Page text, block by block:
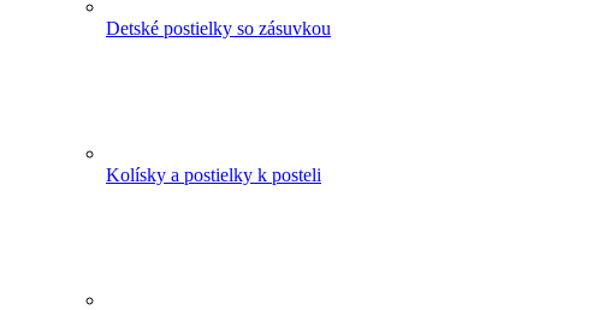
Detské postielky so zásuvkou
Kolísky a postielky k posteli